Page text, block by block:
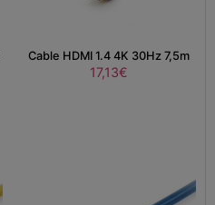
Cable HDMI 1.4 4K 30Hz 7,5m
17,13€